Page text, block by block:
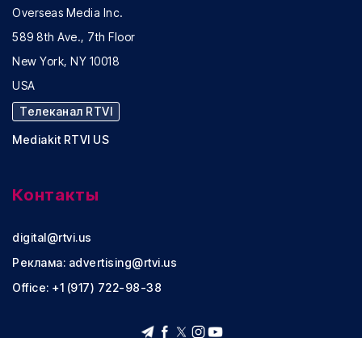
Overseas Media Inc.
589 8th Ave., 7th Floor
New York, NY 10018
USA
Телеканал RTVI
Mediakit RTVI US
Контакты
digital@rtvi.us
Реклама: advertising@rtvi.us
Office: +1 (917) 722-98-38